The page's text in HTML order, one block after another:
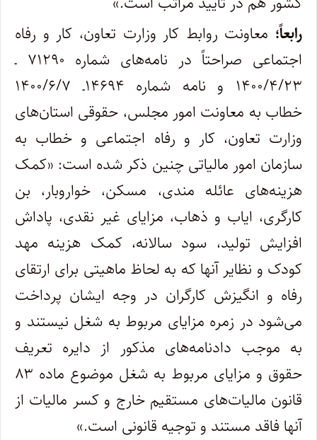
رابعاً؛ معاونت روابط کار وزارت تعاون، کار و رفاه
اجتماعی صراحتاً در نامه‌های شماره ۷۱۲۹۰ ـ
۱۴۰۰/۴/۲۳ و نامه شماره ۱۴۶۹۴ـ ۱۴۰۰/۶/۷
خطاب به معاونت امور مجلس، حقوقی استان‌های
وزارت تعاون، کار و رفاه اجتماعی و خطاب به
سازمان امور مالیاتی چنین ذکر شده است: «کمک
هزینه‌های عائله مندی، مسکن، خواروبار، بن
کارگری، ایاب و ذهاب، مزایای غیر نقدی، پاداش
افزایش تولید، سود سالانه، کمک هزینه مهد
کودک و نظایر آنها که به لحاظ ماهیتی برای ارتقای
رفاه و انگیزش کارگران در وجه ایشان پرداخت
می‌شود در زمره مزایای مربوط به شغل نیستند و
به موجب دادنامه‌های مذکور از دایره تعریف
حقوق و مزایای مربوط به شغل موضوع ماده ۸۳
قانون مالیات‌های مستقیم خارج و کسر مالیات از
آنها فاقد مستند و توجیه قانونی است.»